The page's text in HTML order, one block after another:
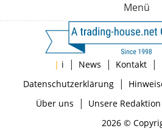
Menü
| i | News | Kontakt |
Datenschutzerklärung|
Über uns | Unsere Redaktion
2026 ©